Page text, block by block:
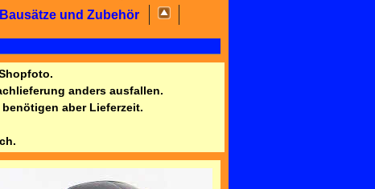
und Zubehör
anders ausfallen.
aber Lieferzeit.